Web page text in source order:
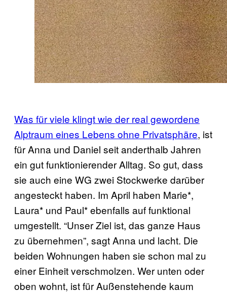
Was für viele klingt wie der real gewordene
Alptraum eines Lebens ohne Privatsphäre, ist
für Anna und Daniel seit anderthalb Jahren
ein gut funktionierender Alltag. So gut, dass
sie auch eine WG zwei Stockwerke darüber
angesteckt haben. Im April haben Marie*,
Laura* und Paul* ebenfalls auf funktional
umgestellt. “Unser Ziel ist, das ganze Haus
zu übernehmen”, sagt Anna und lacht. Die
beiden Wohnungen haben sie schon mal zu
einer Einheit verschmolzen. Wer unten oder
oben wohnt, ist für Außenstehende kaum